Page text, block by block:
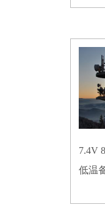
7.4V
低温